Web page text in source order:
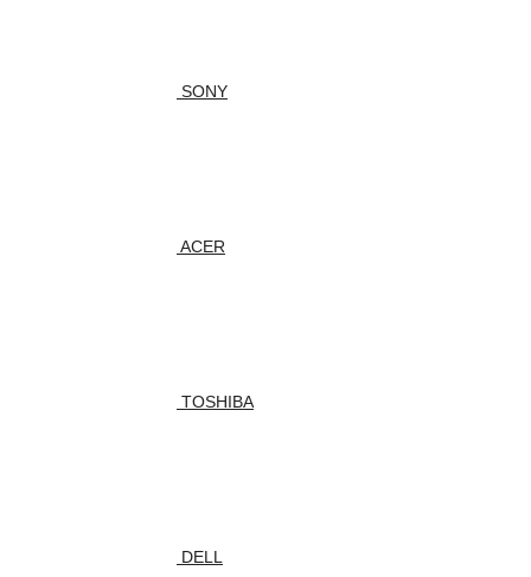
SONY
ACER
TOSHIBA
DELL